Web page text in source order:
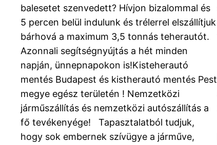
balesetet szenvedett? Hívjon bizalommal és
5 percen belül indulunk és trélerrel elszállítjuk
bárhová a maximum 3,5 tonnás teherautót.
Azonnali segítségnyújtás a hét minden
napján, ünnepnapokon is!Kisteherautó
mentés Budapest és kistherautó mentés Pest
megye egész területén ! Nemzetközi
járműszállítás és nemzetközi autószállítás a
fő tevékenyége! Tapasztalatból tudjuk,
hogy sok embernek szívügye a járműve,